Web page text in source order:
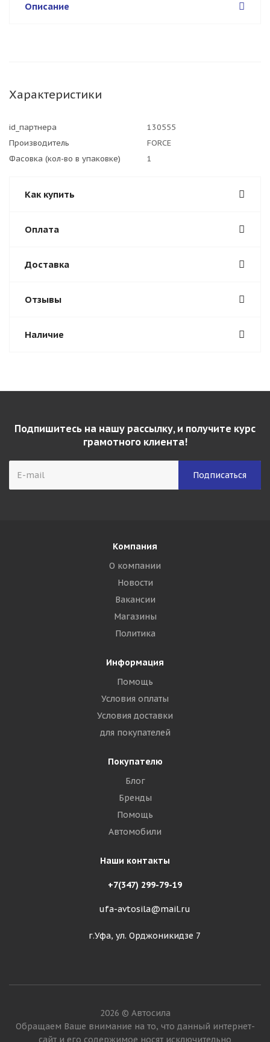
Описание
Характеристики
id_партнера
130555
Производитель
FORCE
Фасовка (кол-во в упаковке)
1
Как купить
Оплата
Доставка
Отзывы
Наличие
Подпишитесь на нашу рассылку, и получите курс
грамотного клиента!
Компания
О компании
Новости
Вакансии
Магазины
Политика
Информация
Помощь
Условия оплаты
Условия доставки
для покупателей
Покупателю
Блог
Бренды
Помощь
Автомобили
Наши контакты
+7(347) 299-79-19
ufa-avtosila@mail.ru
г.Уфа, ул. Орджоникидзе 7
2026 © Автосила
Обращаем Ваше внимание на то, что данный интернет-
сайт и его содержимое носят исключительно